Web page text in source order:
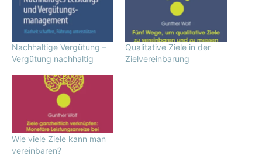
Nachhaltige Vergütung –
Vergütung nachhaltig
Qualitative Ziele in der
Zielvereinbarung
Wie viele Ziele kann man
vereinbaren?